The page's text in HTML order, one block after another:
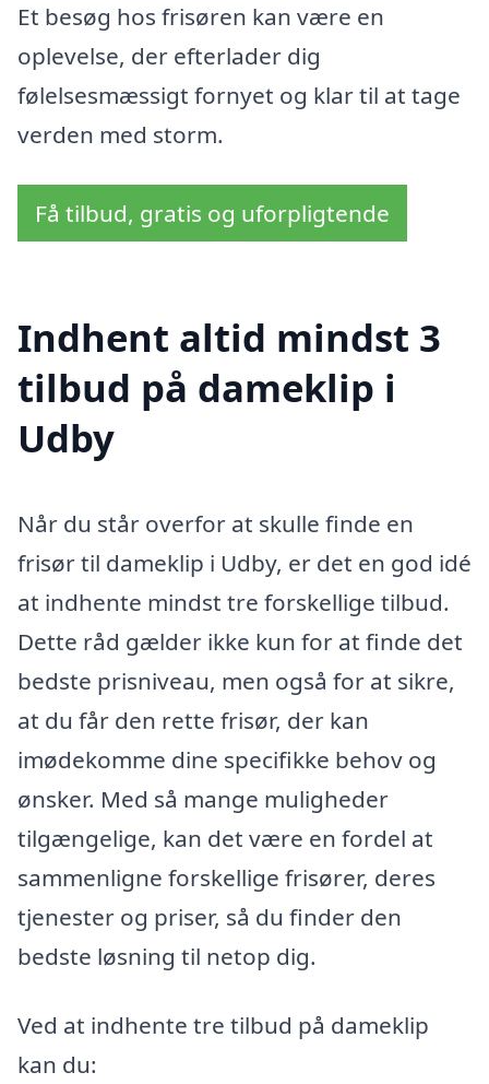
Et besøg hos frisøren kan være en
oplevelse, der efterlader dig
følelsesmæssigt fornyet og klar til at tage
verden med storm.
Få tilbud, gratis og uforpligtende
Indhent altid mindst 3
tilbud på dameklip i
Udby
Når du står overfor at skulle finde en
frisør til dameklip i Udby, er det en god idé
at indhente mindst tre forskellige tilbud.
Dette råd gælder ikke kun for at finde det
bedste prisniveau, men også for at sikre,
at du får den rette frisør, der kan
imødekomme dine specifikke behov og
ønsker. Med så mange muligheder
tilgængelige, kan det være en fordel at
sammenligne forskellige frisører, deres
tjenester og priser, så du finder den
bedste løsning til netop dig.
Ved at indhente tre tilbud på dameklip
kan du: